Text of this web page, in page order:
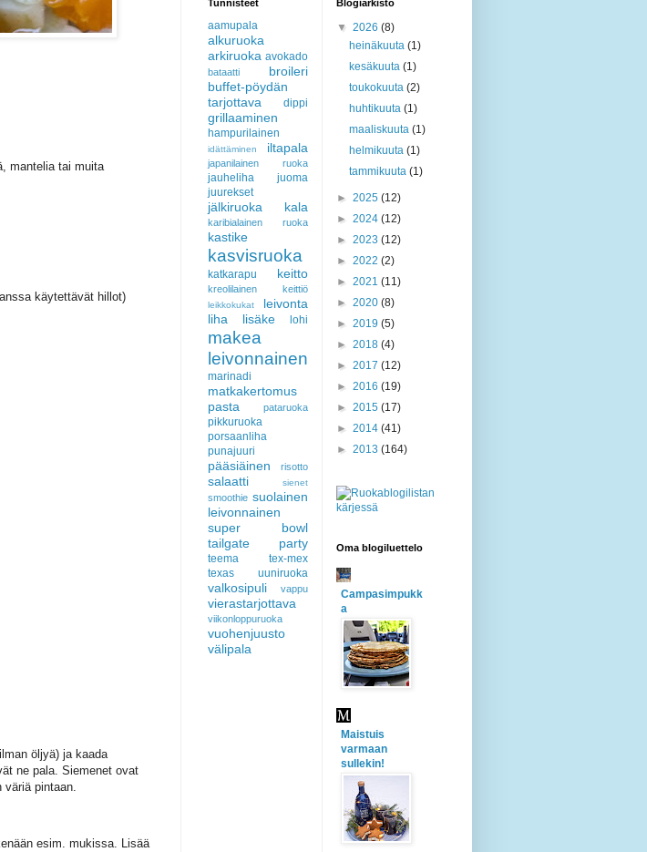
mantelia tai muita
käytettävät hillot)
öljyä) ja kaada
ne pala. Siemenet ovat
väriä pintaan.
esim. mukissa. Lisää
Tunnisteet
aamupala
alkuruoka
arkiruoka avokado
bataatti
broileri
buffet-pöydän
tarjottava
dippi
grillaaminen
hampurilainen
idättäminen iltapala
japanilainen ruoka
jauheliha
juoma
juurekset
jälkiruoka kala
karibialainen ruoka
kastike
kasvisruoka
katkarapu keitto
kreolilainen keittiö
leikkokukat
leivonta
liha
lisäke lohi
makea
leivonnainen
marinadi
matkakertomus
pasta
pataruoka
pikkuruoka
porsaanliha
punajuuri
pääsiäinen risotto
salaatti sienet
smoothie suolainen
leivonnainen
super bowl
tailgate party
teema
tex-mex
texas
uuniruoka
valkosipuli vappu
vierastarjottava
viikonloppuruoka
vuohenjuusto
välipala
Blogiarkisto
▼ 2026 (8)
heinäkuuta(1)
kesäkuuta(1)
toukokuuta(2)
huhtikuuta(1)
maaliskuuta(1)
helmikuuta(1)
tammikuuta(1)
► 2025 (12)
► 2024 (12)
► 2023 (12)
► 2022 (2)
► 2021 (11)
► 2020 (8)
► 2019 (5)
► 2018 (4)
► 2017 (12)
► 2016 (19)
► 2015 (17)
► 2014 (41)
► 2013 (164)
Oma blogiluettelo
Campasimpukk
a
Maistuis
varmaan
sullekin!